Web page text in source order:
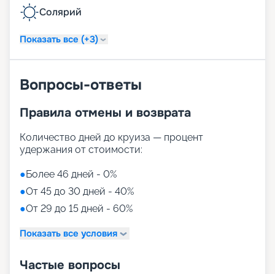
Солярий
Показать все (+3)
Вопросы-ответы
Правила отмены и возврата
Количество дней до круиза — процент
удержания от стоимости:
●Более 46 дней - 0%
●От 45 до 30 дней - 40%
●От 29 до 15 дней - 60%
Показать все условия
Частые вопросы